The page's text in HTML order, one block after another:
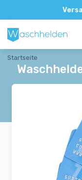
Direkte
Startseite